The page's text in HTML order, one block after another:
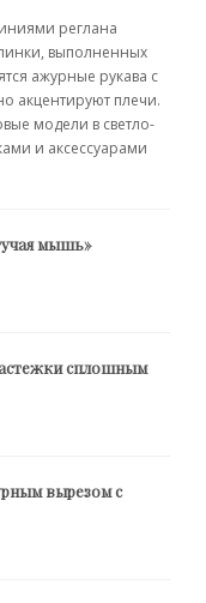
реглана
выполненных
ажурные рукава с
акцентируют плечи.
модели в светло-
и аксессуарами
мышь»
сплошным
вырезом с